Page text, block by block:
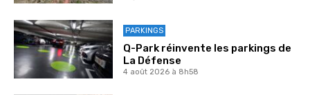
PARKINGS
Q-Park réinvente les parkings de
La Défense
4 août 2026 à 8h58